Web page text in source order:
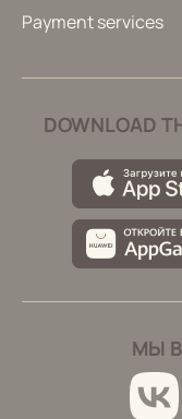
Payment services
DOWNLOAD
МЫ